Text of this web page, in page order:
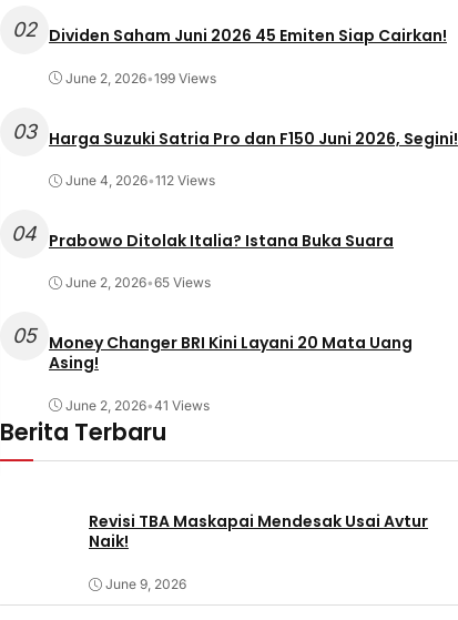
02 Dividen Saham Juni 2026 45 Emiten Siap Cairkan!
June 2, 2026•199 Views
03 Harga Suzuki Satria Pro dan F150 Juni 2026, Segini!
June 4, 2026•112 Views
04 Prabowo Ditolak Italia? Istana Buka Suara
June 2, 2026•65 Views
05
Money Changer BRI Kini Layani 20 Mata Uang
Asing!
June 2, 2026•41 Views
Berita Terbaru
Revisi TBA Maskapai Mendesak Usai Avtur
Naik!
June 9, 2026